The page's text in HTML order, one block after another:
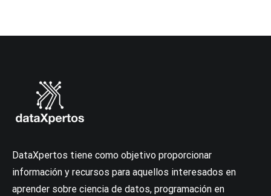
DataXpertos tiene como objetivo proporcionar
información y recursos para aquellos interesados en
aprender sobre ciencia de datos, programación en